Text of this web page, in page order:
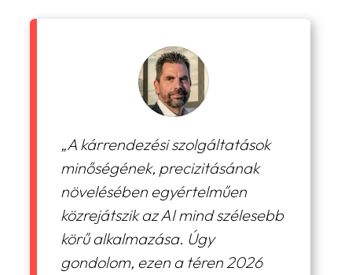
„A kárrendezési szolgáltatások
minőségének, precizitásának
növelésében egyértelműen
közrejátszik az AI mind szélesebb
körű alkalmazása. Úgy
gondolom, ezen a téren 2026